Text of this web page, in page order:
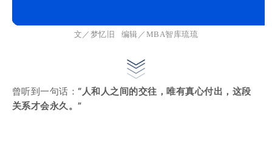
文／梦忆旧 编辑／MBA智库琉琉
曾听到一句话：“人和人之间的交往，唯有真心付出，这段
关系才会永久。”